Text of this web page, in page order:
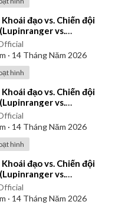
đạo vs. Chiến đội
vs.
2018 - Tập 15 | Vietsub
· 14 Tháng Năm 2026
hình
đạo vs. Chiến đội
vs.
2018 - Tập 16 | Vietsub
· 14 Tháng Năm 2026
hình
đạo vs. Chiến đội
vs.
2018 - Tập 11 | Vietsub
· 14 Tháng Năm 2026